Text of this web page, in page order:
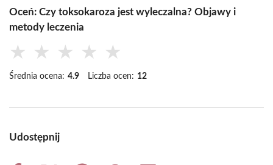
Oceń: Czy toksokaroza jest wyleczalna? Objawy i
metody leczenia
★ ★ ★ ★ ★
Średnia ocena: 4.9 Liczba ocen: 12
Udostępnij